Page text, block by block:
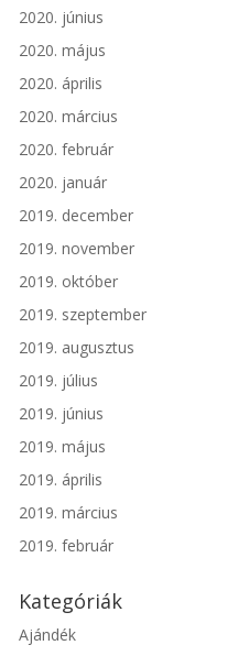
2020. június
2020. május
2020. április
2020. március
2020. február
2020. január
2019. december
2019. november
2019. október
2019. szeptember
2019. augusztus
2019. július
2019. június
2019. május
2019. április
2019. március
2019. február
Kategóriák
Ajándék